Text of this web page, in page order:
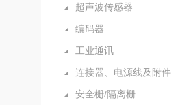
超声波传感器
编码器
工业通讯
连接器、电源线及附件
安全栅/隔离栅